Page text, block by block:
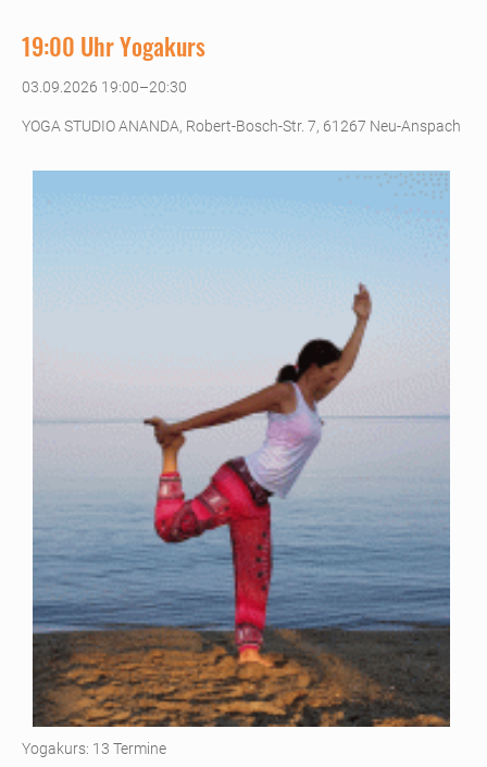
19:00 Uhr Yogakurs
03.09.2026 19:00–20:30
YOGA STUDIO ANANDA, Robert-Bosch-Str. 7, 61267 Neu-Anspach
Yogakurs: 13 Termine